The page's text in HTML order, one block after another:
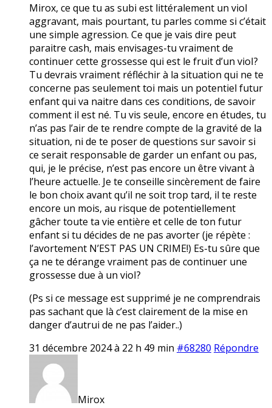
Mirox, ce que tu as subi est littéralement un vioI
aggravant, mais pourtant, tu parles comme si c’était
une simple agression. Ce que je vais dire peut
paraitre cash, mais envisages-tu vraiment de
continuer cette grossesse qui est le fruit d’un vioI?
Tu devrais vraiment réfléchir à la situation qui ne te
concerne pas seulement toi mais un potentiel futur
enfant qui va naitre dans ces conditions, de savoir
comment il est né. Tu vis seule, encore en études, tu
n’as pas l’air de te rendre compte de la gravité de la
situation, ni de te poser de questions sur savoir si
ce serait responsable de garder un enfant ou pas,
qui, je le précise, n’est pas encore un être vivant à
l’heure actuelle. Je te conseille sincèrement de faire
le bon choix avant qu’il ne soit trop tard, il te reste
encore un mois, au risque de potentiellement
gâcher toute ta vie entière et celle de ton futur
enfant si tu décides de ne pas avorter (je répète :
l’avortement N’EST PAS UN CRIME!) Es-tu sûre que
ça ne te dérange vraiment pas de continuer une
grossesse due à un vioI?
(Ps si ce message est supprimé je ne comprendrais
pas sachant que là c’est clairement de la mise en
danger d’autrui de ne pas l’aider..)
31 décembre 2024 à 22 h 49 min #68280 Répondre
Mirox